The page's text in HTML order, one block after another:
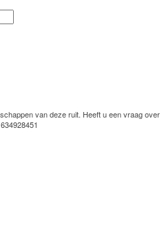
van deze ruit. Heeft u een vraag over